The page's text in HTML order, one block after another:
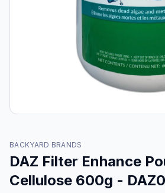
BACKYARD BRANDS
DAZ Filter Enhance
Cellulose 600g -